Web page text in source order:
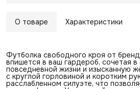
О товаре Характеристики
Футболка свободного кроя от
впишется в ваш гардероб, сочетая
повседневной жизни и изысканную
с круглой горловиной и коротким
расслабленном силуэте, что